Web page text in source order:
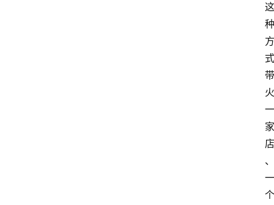
这
种
方
式
带
火
一
家
店
、
一
个